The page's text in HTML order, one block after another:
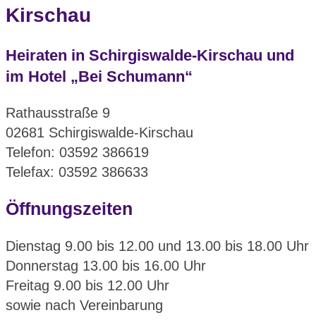
Kirschau
Heiraten in Schirgiswalde-Kirschau und
im Hotel „Bei Schumann“
Rathausstraße 9
02681 Schirgiswalde-Kirschau
Telefon: 03592 386619
Telefax: 03592 386633
Öffnungszeiten
Dienstag 9.00 bis 12.00 und 13.00 bis 18.00 Uhr
Donnerstag 13.00 bis 16.00 Uhr
Freitag 9.00 bis 12.00 Uhr
sowie nach Vereinbarung